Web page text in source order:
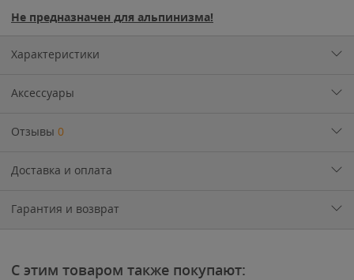
Не предназначен для альпинизма!
Характеристики
Аксессуары
Отзывы 0
Доставка и оплата
Гарантия и возврат
С этим товаром также покупают: